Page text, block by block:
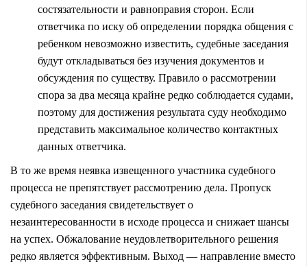
состязательности и равноправия сторон. Если
ответчика по иску об определении порядка общения с
ребенком невозможно известить, судебные заседания
будут откладываться без изучения документов и
обсуждения по существу. Правило о рассмотрении
спора за два месяца крайне редко соблюдается судами,
поэтому для достижения результата суду необходимо
представить максимальное количество контактных
данных ответчика.
В то же время неявка извещенного участника судебного
процесса не препятствует рассмотрению дела. Пропуск
судебного заседания свидетельствует о
незаинтересованности в исходе процесса и снижает шансы
на успех. Обжалование неудовлетворительного решения
редко является эффективным. Выход — направление вместо